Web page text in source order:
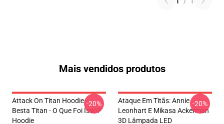
Mais vendidos produtos
Attack On Titan Hoodie -
Besta Titan - O Que Foi Isso?
Hoodie
-20%
Ataque Em Titãs: Annie
Leonhart E Mikasa Ackerman
3D Lâmpada LED
-20%